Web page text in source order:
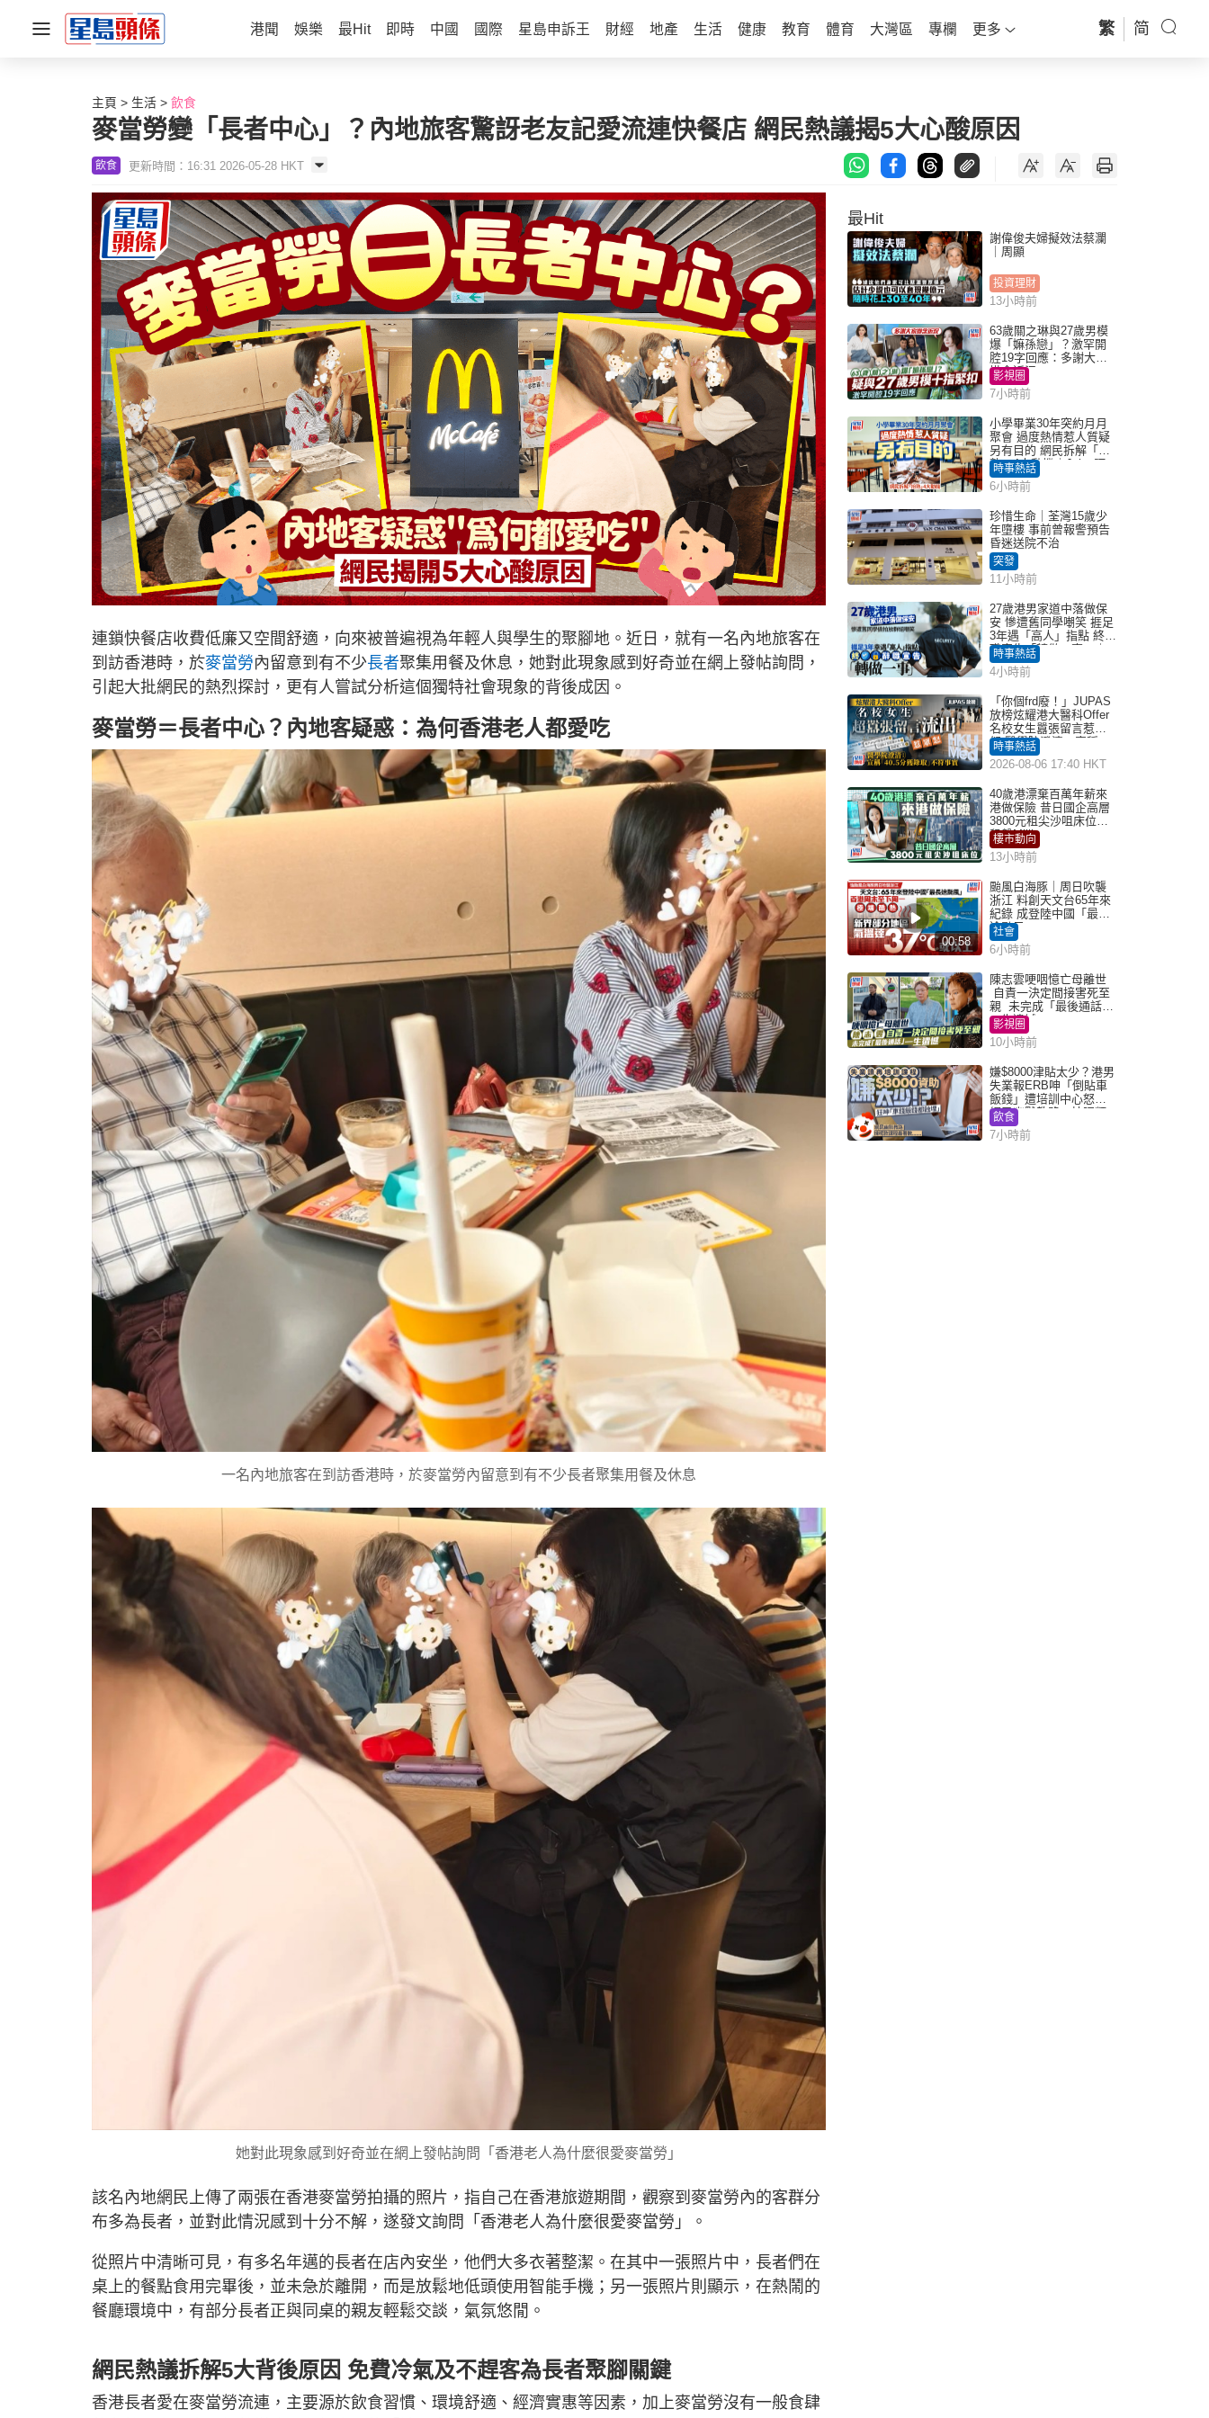
港聞 娛樂 最Hit 即時 中國 國際 星島申訴王 財經 地產 生活 健康 教育 體育 大灣區 專欄 更多 繁 简
主頁 生活 飲食
麥當勞變「長者中心」？內地旅客驚訝老友記愛流連快餐店 網民熱議揭5大心酸原因
飲食 更新時間：16:31 2026-05-28 HKT
連鎖快餐店收費低廉又空間舒適，向來被普遍視為年輕人與學生的聚腳地。近日，就有一名內地旅客在
到訪香港時，於麥當勞內留意到有不少長者聚集用餐及休息，她對此現象感到好奇並在網上發帖詢問，
引起大批網民的熱烈探討，更有人嘗試分析這個獨特社會現象的背後成因。
麥當勞＝長者中心？內地客疑惑：為何香港老人都愛吃
一名內地旅客在到訪香港時，於麥當勞內留意到有不少長者聚集用餐及休息
她對此現象感到好奇並在網上發帖詢問「香港老人為什麼很愛麥當勞」
該名內地網民上傳了兩張在香港麥當勞拍攝的照片，指自己在香港旅遊期間，觀察到麥當勞內的客群分
布多為長者，並對此情況感到十分不解，遂發文詢問「香港老人為什麼很愛麥當勞」。
從照片中清晰可見，有多名年邁的長者在店內安坐，他們大多衣著整潔。在其中一張照片中，長者們在
桌上的餐點食用完畢後，並未急於離開，而是放鬆地低頭使用智能手機；另一張照片則顯示，在熱鬧的
餐廳環境中，有部分長者正與同桌的親友輕鬆交談，氣氛悠閒。
網民熱議拆解5大背後原因 免費冷氣及不趕客為長者聚腳關鍵
香港長者愛在麥當勞流連，主要源於飲食習慣、環境舒適、經濟實惠等因素，加上麥當勞沒有一般食肆
最Hit
謝偉俊夫婦擬效法蔡瀾
｜周顯
投資理財
13小時前
63歲關之琳與27歲男模
爆「嫲孫戀」？激罕開
腔19字回應：多謝大家
掛念近況
影視圈
7小時前
小學畢業30年突約月月
聚會 過度熱情惹人質疑
另有目的 網民拆解「扮
熟」4大動機｜Juicy叮
時事熱話
6小時前
珍惜生命｜荃灣15歲少
年墮樓 事前曾報警預告
昏迷送院不治
突發
11小時前
27歲港男家道中落做保
安 慘遭舊同學嘲笑 捱足
3年遇「高人」指點 終辭
職宣告「轉做一事」｜
Juicy叮
時事熱話
4小時前
「你個frd廢！」JUPAS
放榜炫耀港大醫科Offer
名校女生囂張留言惹眾
怒 醫學院澄清：宣稱
「40.5分獲錄取」不符事
實｜Juicy叮
時事熱話
2026-08-06 17:40 HKT
40歲港漂棄百萬年薪來
港做保險 昔日國企高層
3800元租尖沙咀床位｜
租盤Million
樓市動向
13小時前
00:58
颱風白海豚｜周日吹襲
浙江 料創天文台65年來
紀錄 成登陸中國「最長
途颱風」
社會
6小時前
陳志雲哽咽憶亡母離世
自責一決定間接害死至
親 未完成「最後通話」
一生遺憾
影視圈
10小時前
嫌$8000津貼太少？港男
失業報ERB呻「倒貼車
飯錢」遭培訓中心怒轟
網民幽默教路：揀呢類
課程唔會蝕...
飲食
7小時前